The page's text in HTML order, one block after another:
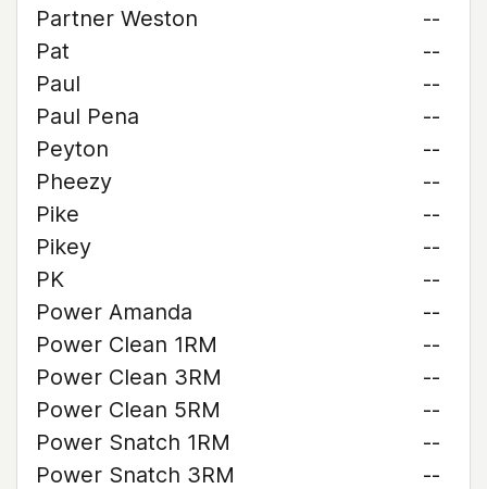
Partner Weston
--
Pat
--
Paul
--
Paul Pena
--
Peyton
--
Pheezy
--
Pike
--
Pikey
--
PK
--
Power Amanda
--
Power Clean 1RM
--
Power Clean 3RM
--
Power Clean 5RM
--
Power Snatch 1RM
--
Power Snatch 3RM
--